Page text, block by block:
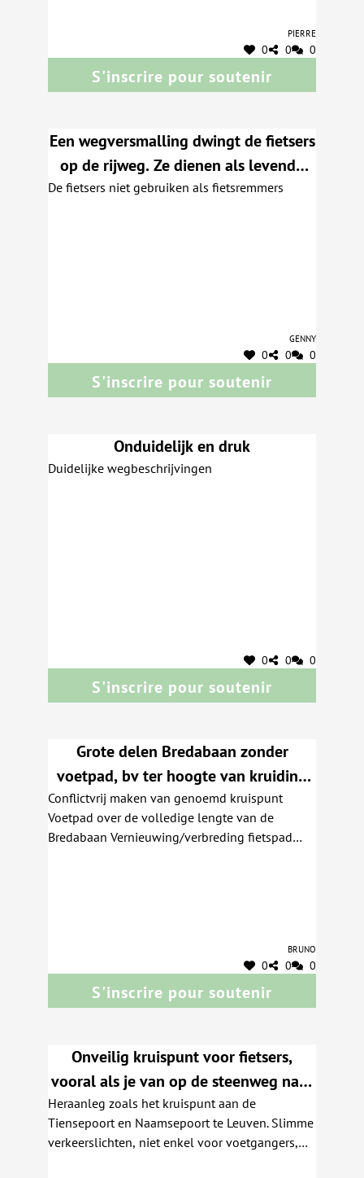
Pierre
0 0 0
S'inscrire pour soutenir
Een wegversmalling dwingt de fietsers
op de rijweg. Ze dienen als levende
verkeersremmers.
De fietsers niet gebruiken als fietsremmers
Genny
0 0 0
S'inscrire pour soutenir
Onduidelijk en druk
Duidelijke wegbeschrijvingen
0 0 0
S'inscrire pour soutenir
Grote delen Bredabaan zonder
voetpad, bv ter hoogte van kruiding
met Winkelstap tot voorbij Carrefour
Schoten/Park&Ride Conflict kruispunt
Bedabaan-Ringlaan-
Conflictvrij maken van genoemd kruispunt
Voetpad over de volledige lengte van de
Bredabaan Vernieuwing/verbreding fietspad
Bruno
0 0 0
S'inscrire pour soutenir
Onveilig kruispunt voor fietsers,
vooral als je van op de steenweg naar
de zijstraten moet. Dan sta je op het
middenvak tussen de auto's.
Heraanleg zoals het kruispunt aan de
Tiensepoort en Naamsepoort te Leuven. Slimme
verkeerslichten, niet enkel voor voetgangers,